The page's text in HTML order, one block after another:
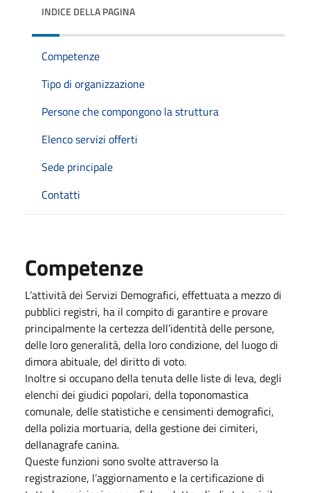
INDICE DELLA PAGINA
Competenze
Tipo di organizzazione
Persone che compongono la struttura
Elenco servizi offerti
Sede principale
Contatti
Competenze
L’attività dei Servizi Demografici, effettuata a mezzo di
pubblici registri, ha il compito di garantire e provare
principalmente la certezza dell’identità delle persone,
delle loro generalità, della loro condizione, del luogo di
dimora abituale, del diritto di voto.
Inoltre si occupano della tenuta delle liste di leva, degli
elenchi dei giudici popolari, della toponomastica
comunale, delle statistiche e censimenti demografici,
della polizia mortuaria, della gestione dei cimiteri,
dellanagrafe canina.
Queste funzioni sono svolte attraverso la
registrazione, l’aggiornamento e la certificazione di